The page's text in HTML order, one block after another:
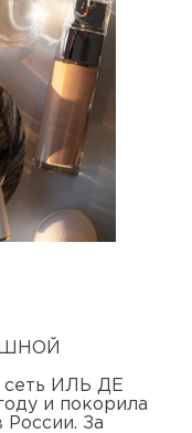
сеть ИЛЬ ДЕ
и покорила
За